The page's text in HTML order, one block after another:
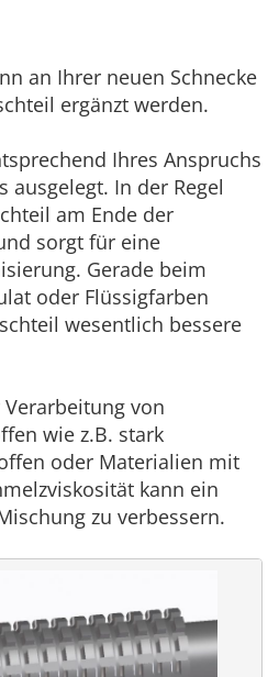
an Ihrer neuen Schnecke
ergänzt werden.
Ihres Anspruchs
ausgelegt. In der Regel
am Ende der
sorgt für eine
Gerade beim
oder Flüssigfarben
wesentlich bessere
von
wie z.B. stark
oder Materialien mit
kann ein
zu verbessern.